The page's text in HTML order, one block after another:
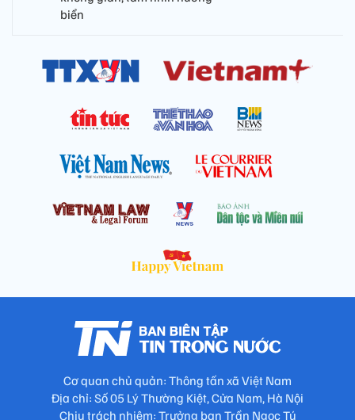
biển
Cơ quan chủ quản: Thông tấn xã Việt Nam
Địa chỉ: Số 05 Lý Thường Kiệt, Cửa Nam, Hà Nội
Chịu trách nhiệm: Trưởng ban Trần Ngọc Tú